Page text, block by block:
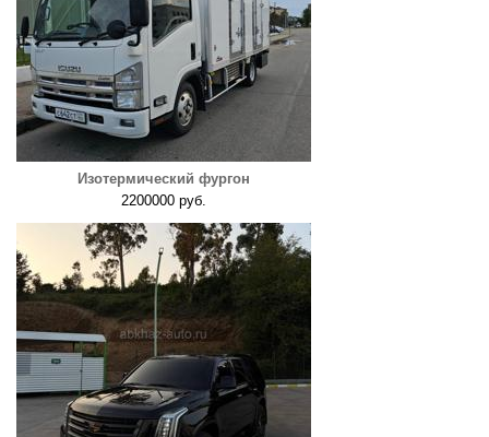
Изотермический фургон
2200000 руб.